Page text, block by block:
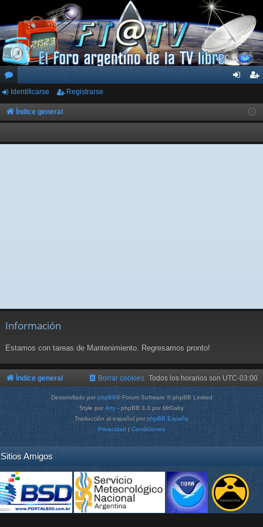
or
os
ar
ist
rs
Identificarse Registrarse
Índice general
Información
Estamos con tareas de Mantenimiento. Regresamos pronto!
Índice general Todos los horarios son UTC-03:00
Borrar cookies
Desarrollado por phpBB® Forum Software © phpBB Limited
Style por Arty - phpBB 3.3 por MrGaby
Traducción al español por phpBB España
Privacidad | Condiciones
Sitios Amigos